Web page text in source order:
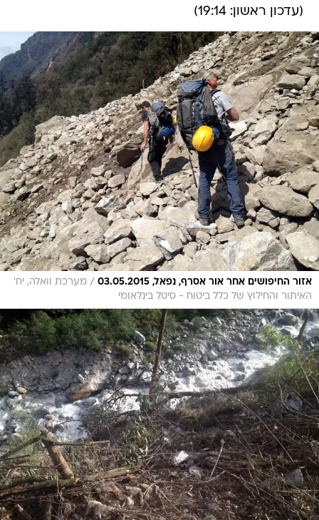
(עדכון ראשון: 19:14)
אזור החיפושים אחר אור אסרף, נפאל, 03.05.2015 / מערכת וואלה, יח'
האיתור והחילוץ של כלל ביטוח - סיטל בינלאומי